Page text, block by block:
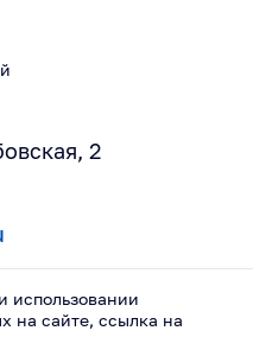
2
использовании
на сайте, ссылка на